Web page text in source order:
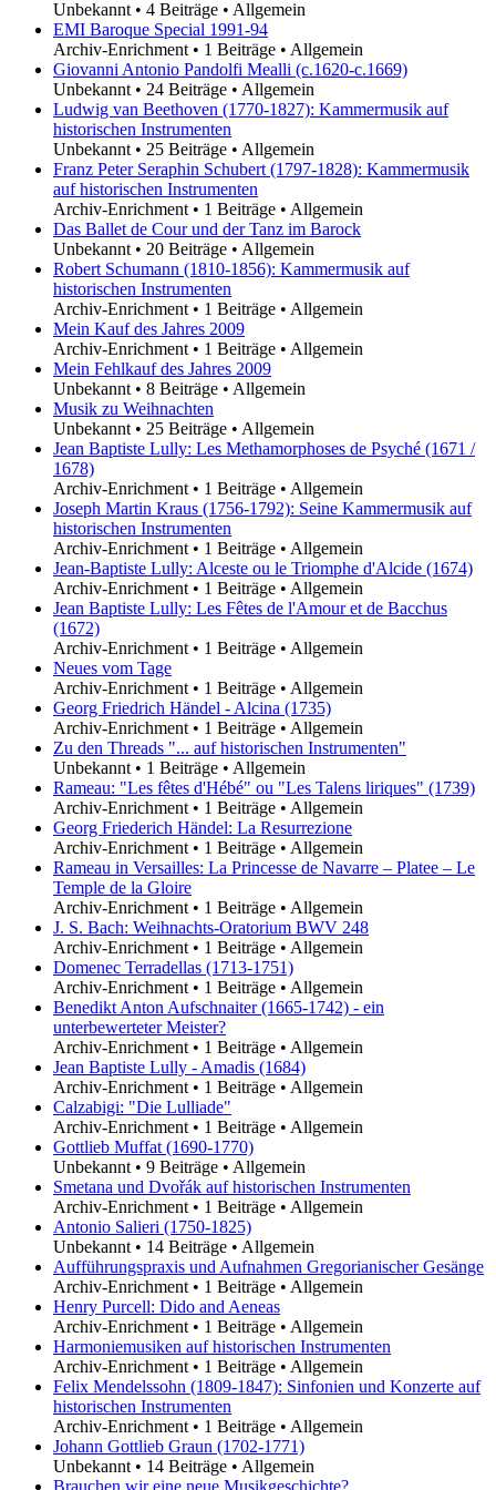
Unbekannt • 4 Beiträge • Allgemein
EMI Baroque Special 1991-94
Archiv-Enrichment • 1 Beiträge • Allgemein
Giovanni Antonio Pandolfi Mealli (c.1620-c.1669)
Unbekannt • 24 Beiträge • Allgemein
Ludwig van Beethoven (1770-1827): Kammermusik auf
historischen Instrumenten
Unbekannt • 25 Beiträge • Allgemein
Franz Peter Seraphin Schubert (1797-1828): Kammermusik
auf historischen Instrumenten
Archiv-Enrichment • 1 Beiträge • Allgemein
Das Ballet de Cour und der Tanz im Barock
Unbekannt • 20 Beiträge • Allgemein
Robert Schumann (1810-1856): Kammermusik auf
historischen Instrumenten
Archiv-Enrichment • 1 Beiträge • Allgemein
Mein Kauf des Jahres 2009
Archiv-Enrichment • 1 Beiträge • Allgemein
Mein Fehlkauf des Jahres 2009
Unbekannt • 8 Beiträge • Allgemein
Musik zu Weihnachten
Unbekannt • 25 Beiträge • Allgemein
Jean Baptiste Lully: Les Methamorphoses de Psyché (1671 /
1678)
Archiv-Enrichment • 1 Beiträge • Allgemein
Joseph Martin Kraus (1756-1792): Seine Kammermusik auf
historischen Instrumenten
Archiv-Enrichment • 1 Beiträge • Allgemein
Jean-Baptiste Lully: Alceste ou le Triomphe d'Alcide (1674)
Archiv-Enrichment • 1 Beiträge • Allgemein
Jean Baptiste Lully: Les Fêtes de l'Amour et de Bacchus
(1672)
Archiv-Enrichment • 1 Beiträge • Allgemein
Neues vom Tage
Archiv-Enrichment • 1 Beiträge • Allgemein
Georg Friedrich Händel - Alcina (1735)
Archiv-Enrichment • 1 Beiträge • Allgemein
Zu den Threads "... auf historischen Instrumenten"
Unbekannt • 1 Beiträge • Allgemein
Rameau: "Les fêtes d'Hébé" ou "Les Talens liriques" (1739)
Archiv-Enrichment • 1 Beiträge • Allgemein
Georg Friederich Händel: La Resurrezione
Archiv-Enrichment • 1 Beiträge • Allgemein
Rameau in Versailles: La Princesse de Navarre – Platee – Le
Temple de la Gloire
Archiv-Enrichment • 1 Beiträge • Allgemein
J. S. Bach: Weihnachts-Oratorium BWV 248
Archiv-Enrichment • 1 Beiträge • Allgemein
Domenec Terradellas (1713-1751)
Archiv-Enrichment • 1 Beiträge • Allgemein
Benedikt Anton Aufschnaiter (1665-1742) - ein
unterbewerteter Meister?
Archiv-Enrichment • 1 Beiträge • Allgemein
Jean Baptiste Lully - Amadis (1684)
Archiv-Enrichment • 1 Beiträge • Allgemein
Calzabigi: "Die Lulliade"
Archiv-Enrichment • 1 Beiträge • Allgemein
Gottlieb Muffat (1690-1770)
Unbekannt • 9 Beiträge • Allgemein
Smetana und Dvořák auf historischen Instrumenten
Archiv-Enrichment • 1 Beiträge • Allgemein
Antonio Salieri (1750-1825)
Unbekannt • 14 Beiträge • Allgemein
Aufführungspraxis und Aufnahmen Gregorianischer Gesänge
Archiv-Enrichment • 1 Beiträge • Allgemein
Henry Purcell: Dido and Aeneas
Archiv-Enrichment • 1 Beiträge • Allgemein
Harmoniemusiken auf historischen Instrumenten
Archiv-Enrichment • 1 Beiträge • Allgemein
Felix Mendelssohn (1809-1847): Sinfonien und Konzerte auf
historischen Instrumenten
Archiv-Enrichment • 1 Beiträge • Allgemein
Johann Gottlieb Graun (1702-1771)
Unbekannt • 14 Beiträge • Allgemein
Brauchen wir eine neue Musikgeschichte?